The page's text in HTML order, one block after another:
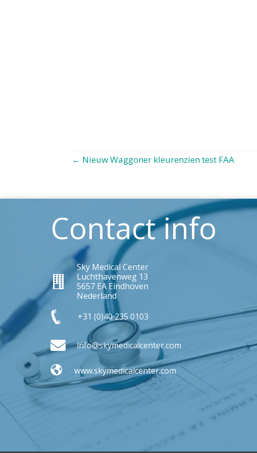
Posts
navigation
← Nieuw Waggoner kleurenzien test FAA
Contact info
Sky Medical Center
Sky Medical Center
Luchthavenweg 13
5657 EA Eindhoven
Nederland
+31 (0)40 235 0103
+31 (0)40 235 0103
mail info@skymedicalcenter.com
mail www.skymedicalcenter.com